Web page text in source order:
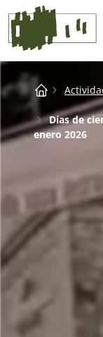
Saltar al contingut
Navegación
Días de
enero 2026